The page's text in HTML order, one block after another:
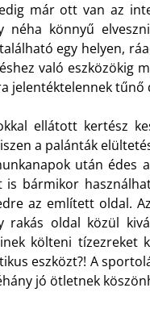
már ott van az
néha könnyű
egy helyen,
való eszközökig
jelentéktelennek
ellátott kertész
a palánták
után édes
bármikor
az említett oldal.
rakás oldal közül
költeni
eszközt?! A
jó ötletnek